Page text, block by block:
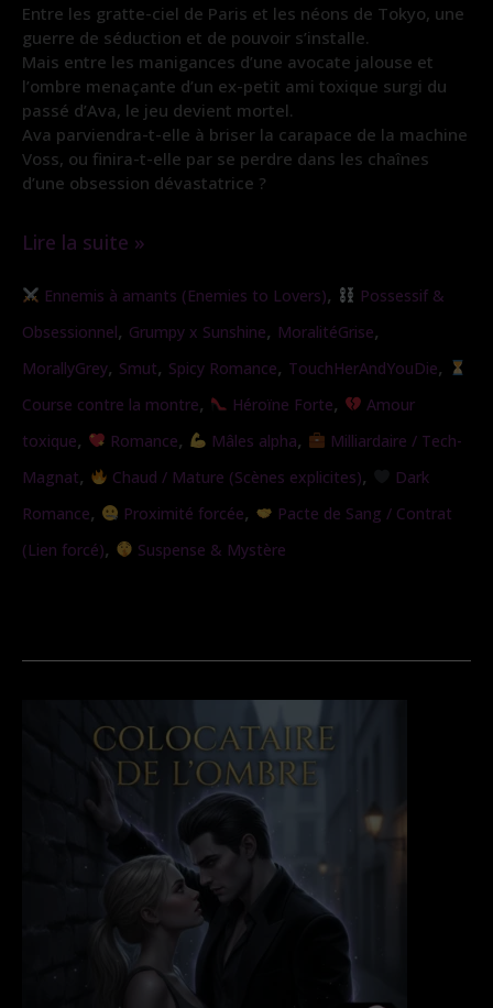
Entre les gratte-ciel de Paris et les néons de Tokyo, une
guerre de séduction et de pouvoir s’installe.
Mais entre les manigances d’une avocate jalouse et
l’ombre menaçante d’un ex-petit ami toxique surgi du
passé d’Ava, le jeu devient mortel.
Ava parviendra-t-elle à briser la carapace de la machine
Voss, ou finira-t-elle par se perdre dans les chaînes
d’une obsession dévastatrice ?
chaines
l’obsession
Lire la suite »
Ennemis à amants (Enemies to Lovers),
Possessif &
Obsessionnel, Grumpy x Sunshine, MoralitéGrise,
MorallyGrey, Smut, Spicy Romance, TouchHerAndYouDie,
Course contre la montre, Héroïne Forte,
Amour
toxique, Romance, Mâles alpha,
Milliardaire / Tech-
Magnat, Chaud / Mature (Scènes explicites),
Dark
Romance, Proximité forcée,
Pacte de Sang / Contrat
(Lien forcé), Suspense & Mystère